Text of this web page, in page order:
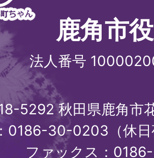
鹿角市
法人番号
5292 秋田県鹿角市
0186-30-0203（休
ファックス：